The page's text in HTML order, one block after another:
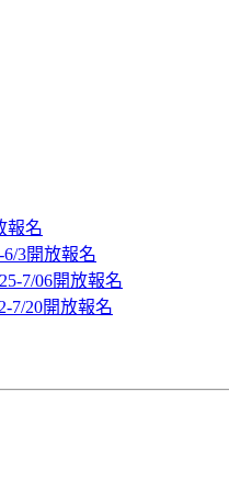
報名
3開放報名
7/06開放報名
7/20開放報名